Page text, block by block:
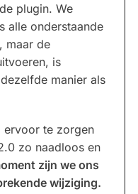
plugin. We
alle onderstaande
maar de
is
manier als
ervoor te zorgen
zo naadloos en
zijn we ons
wijziging.